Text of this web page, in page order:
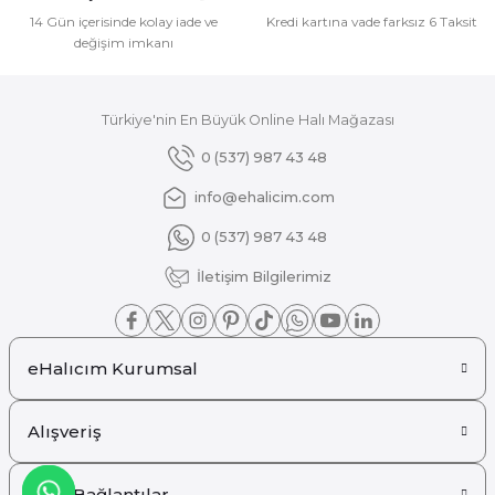
Gönder
14 Gün içerisinde kolay iade ve
değişim imkanı
Kredi kartına vade farksız 6 Taksit
Türkiye'nin En Büyük Online Halı Mağazası
0 (537) 987 43 48
info@ehalicim.com
0 (537) 987 43 48
İletişim Bilgilerimiz
eHalıcım Kurumsal
Alışveriş